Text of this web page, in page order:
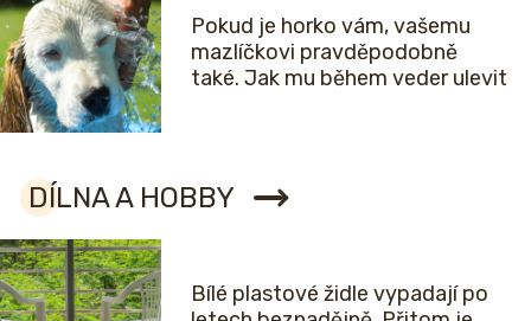
Pokud je horko vám, vašemu
mazlíčkovi pravděpodobně
také. Jak mu během veder ulevit
DÍLNA A HOBBY
Bílé plastové židle vypadají po